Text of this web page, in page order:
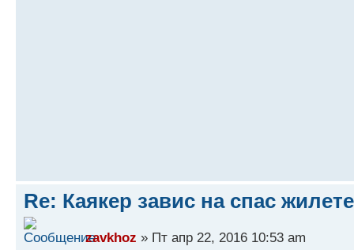
Re: Каякер завис на спас
zavkhoz » Пт апр 22, 2016 10:53 am